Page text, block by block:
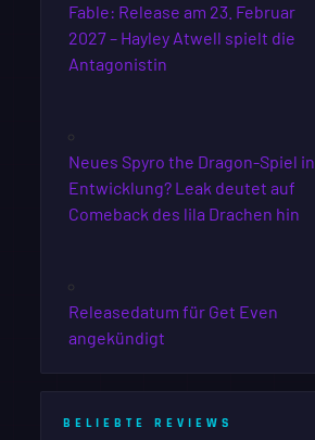
Fable: Release am 23. Februar
2027 – Hayley Atwell spielt die
Antagonistin
Neues Spyro the Dragon-Spiel in
Entwicklung? Leak deutet auf
Comeback des lila Drachen hin
Releasedatum für Get Even
angekündigt
BELIEBTE REVIEWS